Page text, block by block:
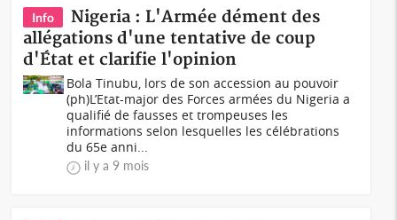
Info
Nigeria : L'Armée dément des
allégations d'une tentative de coup
d'État et clarifie l'opinion
Bola Tinubu, lors de son accession au pouvoir
(ph)L’Etat-major des Forces armées du Nigeria a
qualifié de fausses et trompeuses les
informations selon lesquelles les célébrations
du 65e anni...
il y a 9 mois